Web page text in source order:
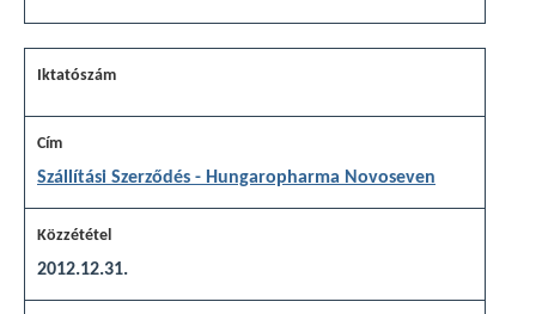
Szállítási Szerződés - Hungaropharma Novoseven
2012.12.31.